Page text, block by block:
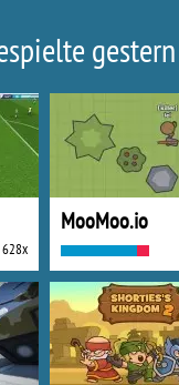
gestern
MooMoo.io